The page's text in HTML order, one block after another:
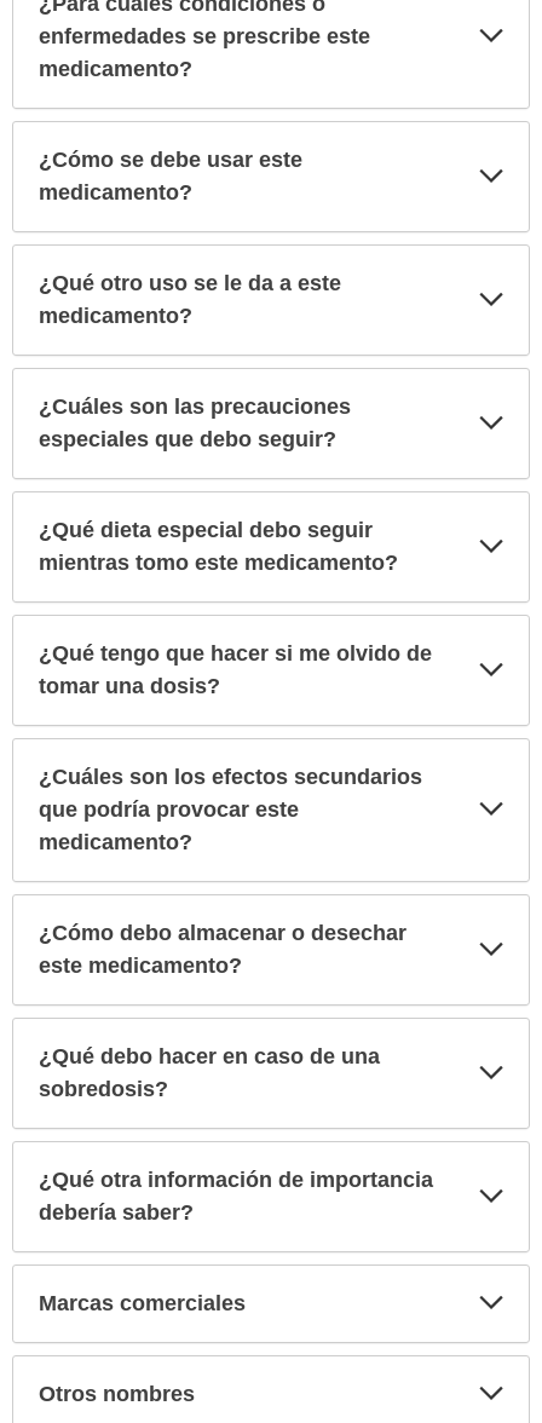
enfermedades se prescribe este
medicamento?
¿Cómo se debe usar este
medicamento?
¿Qué otro uso se le da a este
medicamento?
¿Cuáles son las precauciones
especiales que debo seguir?
¿Qué dieta especial debo seguir
mientras tomo este medicamento?
¿Qué tengo que hacer si me olvido de
tomar una dosis?
¿Cuáles son los efectos secundarios
que podría provocar este
medicamento?
¿Cómo debo almacenar o desechar
este medicamento?
¿Qué debo hacer en caso de una
sobredosis?
¿Qué otra información de importancia
debería saber?
Marcas comerciales
Otros nombres